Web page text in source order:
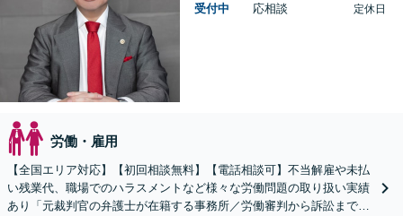
受付中
応相談
定休日
労働・雇用
【全国エリア対応】【初回相談無料】【電話相談可】不当解雇や未払
い残業代、職場でのハラスメントなど様々な労働問題の取り扱い実績
あり「元裁判官の弁護士が在籍する事務所／労働審判から訴訟まで、